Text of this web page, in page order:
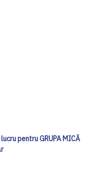
pentru GRUPA MICĂ